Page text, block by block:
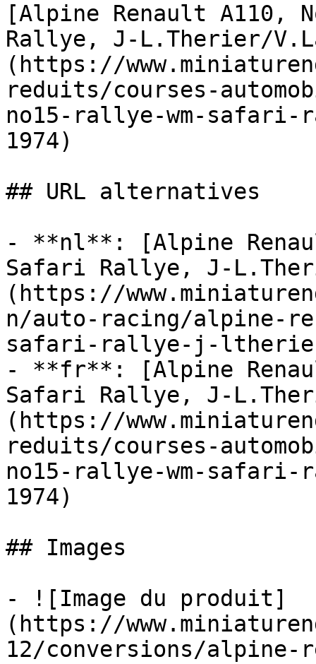
[Alpine Renault A110,
Rallye, J-L.Therier/
(https://
reduits/courses-
no15-rallye-wm-
1974)
## URL alternatives
- **nl**: [Alpine
Safari Rallye, J-
(https://
n/auto-racing/alpine-
safari-rallye-j-
- **fr**: [Alpine
Safari Rallye, J-
(https://
reduits/courses-
no15-rallye-wm-
1974)
## Images
- ![Image du produit]
(https://
12/conversions/alpine-